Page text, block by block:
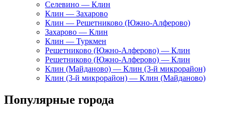
Селевино — Клин
Клин — Захарово
Клин — Решетниково (Южно-Алферово)
Захарово — Клин
Клин — Туркмен
Решетниково (Южно-Алферово) — Клин
Решетниково (Южно-Алферово) — Клин
Клин (Майданово) — Клин (3-й микрорайон)
Клин (3-й микрорайон) — Клин (Майданово)
Популярные города